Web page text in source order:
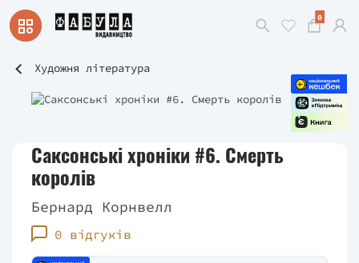
0
Художня література
Саксонські хроніки #6. Смерть
королів
Бернард Корнвелл
0 відгуків